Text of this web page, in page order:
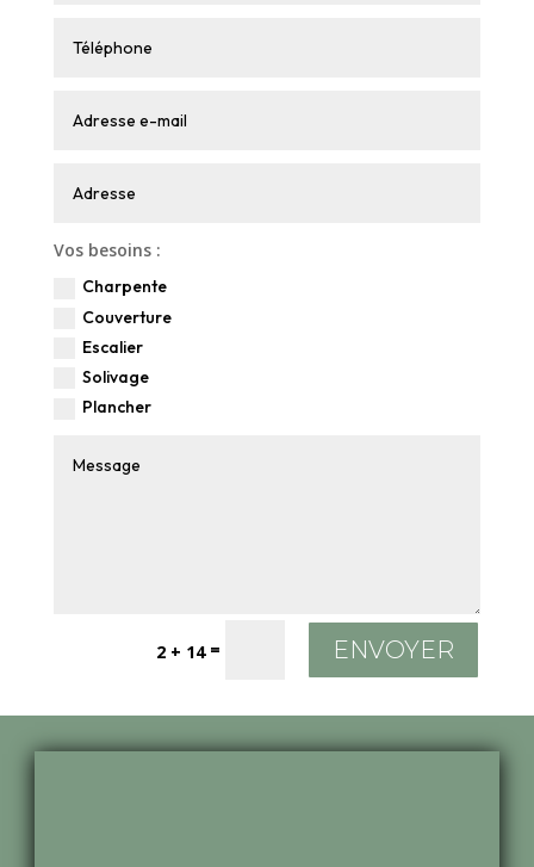
Vos besoins :
Charpente
Couverture
Escalier
Solivage
Plancher
2 + 14= ENVOYER